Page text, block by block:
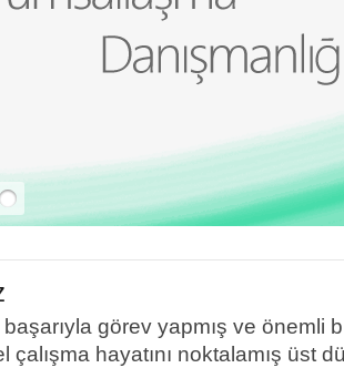
başarıyla görev yapmış ve önemli
çalışma hayatını noktalamış üst